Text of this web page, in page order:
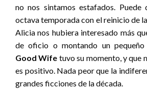
no nos sintamos estafados. Puede
octava temporada con el reinicio de
Alicia nos hubiera interesado más
de oficio o montando un
Good Wife tuvo su momento, y que
es positivo. Nada peor que la
grandes ficciones de la década.